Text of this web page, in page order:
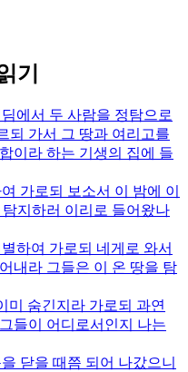
기
에서 두 사람을 정탐으로
되 가서 그 땅과 여리고를
이라 하는 기생의 집에 들
가로되 보소서 이 밤에 이
지하러 이리로 들어왔나
하여 가로되 네게로 와서
내라 그들은 이 온 땅을 탐
미 숨긴지라 가로되 과연
들이 어디로서인지 나는
닫을 때쯤 되어 나갔으니